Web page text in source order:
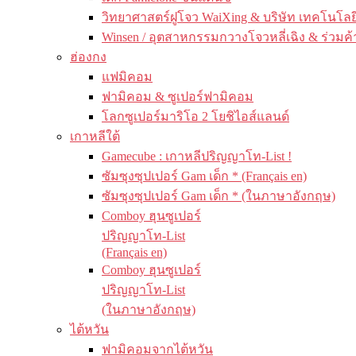
วิทยาศาสตร์ฝูโจว WaiXing & บริษัท เทคโนโล
Winsen / อุตสาหกรรมกวางโจวหลี่เฉิง & ร่วมค้
ฮ่องกง
แฟมิคอม
ฟามิคอม & ซูเปอร์ฟามิคอม
โลกซูเปอร์มาริโอ 2 โยชิไอส์แลนด์
เกาหลีใต้
Gamecube : เกาหลีปริญญาโท-List !
ซัมซุงซุปเปอร์ Gam เด็ก * (Français en)
ซัมซุงซุปเปอร์ Gam เด็ก * (ในภาษาอังกฤษ)
Comboy ฮุนซูเปอร์
ปริญญาโท-List
(Français en)
Comboy ฮุนซูเปอร์
ปริญญาโท-List
(ในภาษาอังกฤษ)
ไต้หวัน
ฟามิคอมจากไต้หวัน